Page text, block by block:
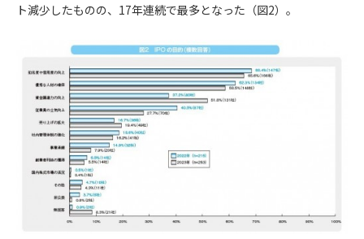
ト減少したものの、17年連続で最多となった（図2）。